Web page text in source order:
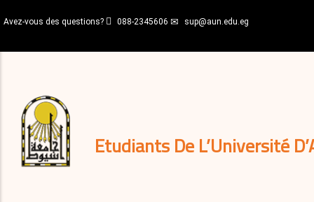
au
principal
Avez-vous des questions? 088-2345606 sup@aun.edu.eg
Etudiants De L’Université
décisions
Expatriés
Journal